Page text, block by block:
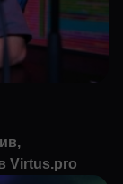
Virtus.pro